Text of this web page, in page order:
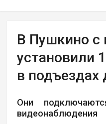
В Пушкино с
установили
в подъездах
Они
видеонаблюдения